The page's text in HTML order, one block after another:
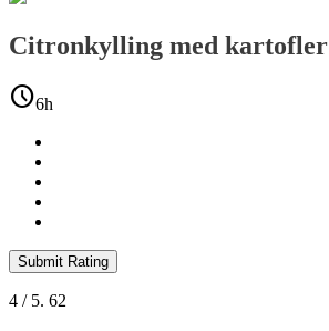
Citronkylling med kartofler
schedule6h
Submit Rating
4 / 5. 62